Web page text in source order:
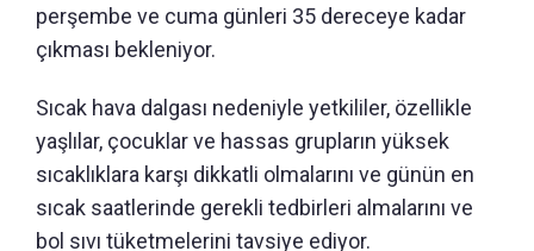
perşembe ve cuma günleri 35 dereceye kadar
çıkması bekleniyor.
Sıcak hava dalgası nedeniyle yetkililer, özellikle
yaşlılar, çocuklar ve hassas grupların yüksek
sıcaklıklara karşı dikkatli olmalarını ve günün en
sıcak saatlerinde gerekli tedbirleri almalarını ve
bol sıvı tüketmelerini tavsiye ediyor.